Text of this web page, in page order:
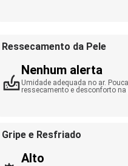
Ressecamento da Pele
Nenhum alerta
Umidade adequada no ar.
ressecamento e desconforto na
Gripe e Resfriado
Alto